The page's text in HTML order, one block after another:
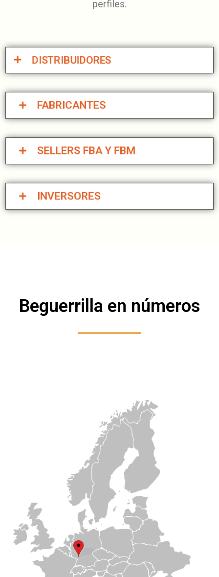
perfiles.
DISTRIBUIDORES
FABRICANTES
SELLERS FBA Y FBM
INVERSORES
Beguerrilla en números